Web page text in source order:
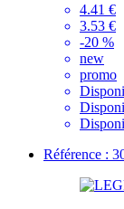
4.41 €
3.53 €
-20 %
new
promo
Référence :